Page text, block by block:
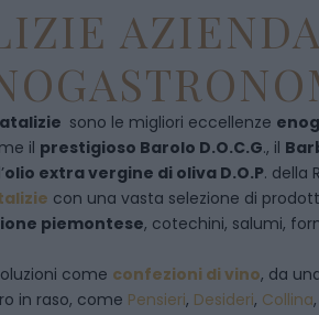
sono le migliori eccellenze
il prestigioso Barolo D.O.C.G., il
olio extra vergine di oliva D.O.P. della
con una vasta selezione di
piemontese, cotechini, salumi,
come confezioni di vino, da
in raso, come Pensieri, Desideri, Collina,